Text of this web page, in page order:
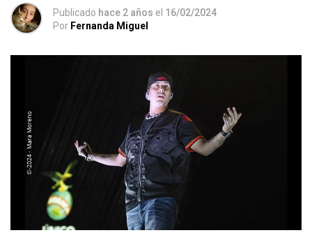
Publicado hace 2 años el 16/02/2024
Por Fernanda Miguel